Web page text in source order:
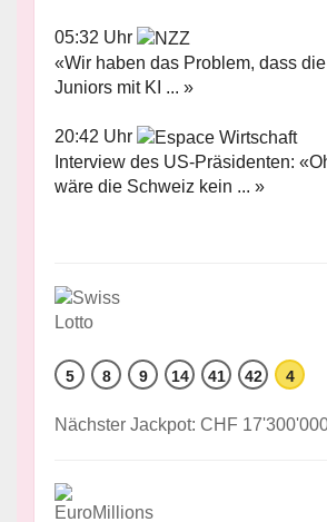
05:32 Uhr
«Wir haben das Problem, dass
Juniors mit KI ... »
20:42 Uhr
Interview des US-Präsidenten:
wäre die Schweiz kein ... »
5 8 9 14 41 42 4
Nächster Jackpot: CHF